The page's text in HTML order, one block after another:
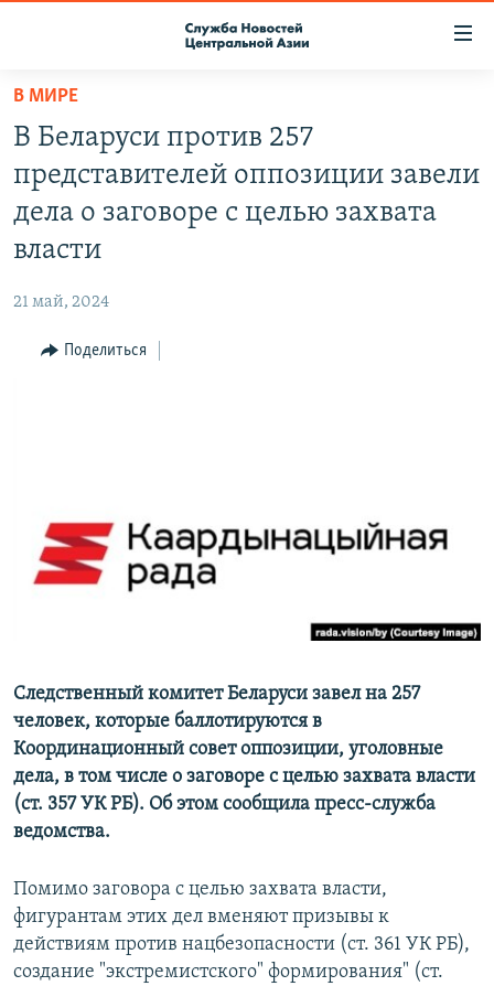
Вернуться
основному
содержанию
Вернутся
главной
Вернутся
поиску
ПОДПИСКА
КОНТАКТЫ
МИГРАНТ МЕДИА
В МИРЕ
В Беларуси против 257
представителей оппозиции завели
дела о заговоре с целью захвата
власти
21 май, 2024
Поделиться
Следственный комитет Беларуси завел на 257
человек, которые баллотируются в
Координационный совет оппозиции, уголовные
дела, в том числе о заговоре с целью захвата власти
(ст. 357 УК РБ). Об этом сообщила пресс-служба
ведомства.
Помимо заговора с целью захвата власти,
фигурантам этих дел вменяют призывы к
действиям против нацбезопасности (ст. 361 УК РБ),
создание "экстремистского" формирования" (ст.